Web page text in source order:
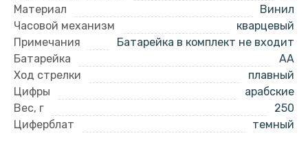
Материал
Винил
Часовой механизм
кварцевый
Примечания
Батарейка в комплект не входит
Батарейка
AA
Ход стрелки
плавный
Цифры
арабские
Вес, г
250
Циферблат
темный